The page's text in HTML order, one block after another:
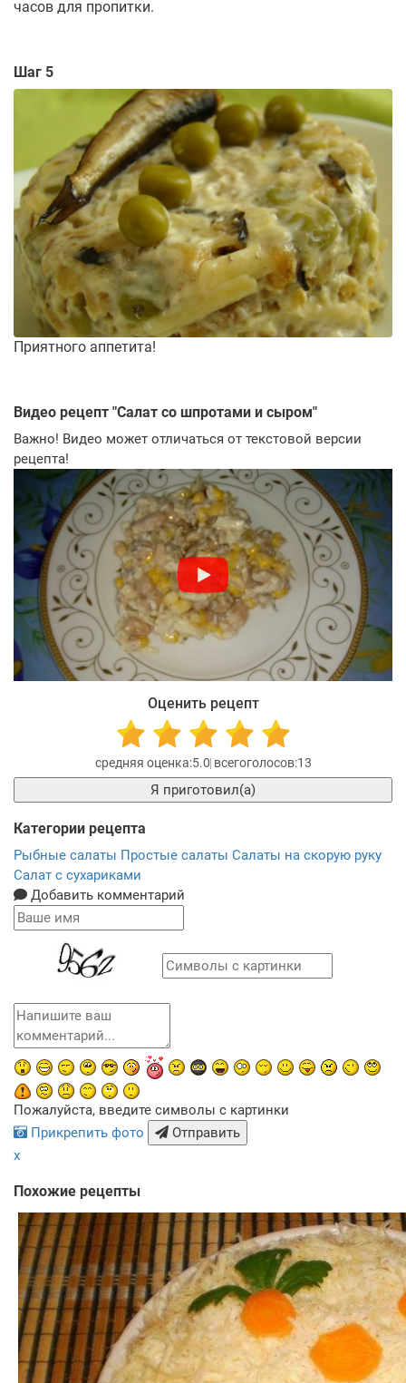
часов для пропитки.
Шаг 5
Приятного аппетита!
Видео рецепт "Салат со шпротами и сыром"
Важно! Видео может отличаться от текстовой версии
рецепта!
Оценить рецепт
5.0 13
Я приготовил(а)
Категории рецепта
Рыбные салаты Простые салаты Салаты на скорую руку
Салат с сухариками
Добавить комментарий
Пожалуйста, введите символы с картинки
Прикрепить фото
Отправить
x
Похожие рецепты